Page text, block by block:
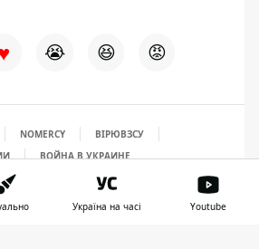
😭 😆 😡
NOMERCY
ВІРЮВЗСУ
ВОЙНА В УКРАИНЕ
Україна на часі Youtube